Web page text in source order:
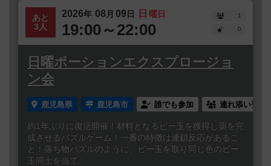
あと
3人
2026年 08 月 09日 日 曜日
19:00～22:00
1
0
日曜ポーションエクスプロージョ
ン会
鹿児島県 鹿児島市 誰でも参加 連れ添い登録
約1年ぶりに復活開催！材料となるビー玉を獲得し薬を完
成させるパズルゲーム！一番の特徴は連鎖反応があるこ
と！落ち物パズルのように、ビー玉を取り同じ色のビー
玉同士を当て...